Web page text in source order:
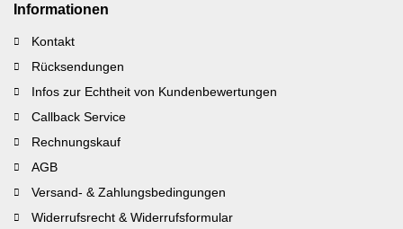
Informationen
Kontakt
Rücksendungen
Infos zur Echtheit von Kundenbewertungen
Callback Service
Rechnungskauf
AGB
Versand- & Zahlungsbedingungen
Widerrufsrecht & Widerrufsformular